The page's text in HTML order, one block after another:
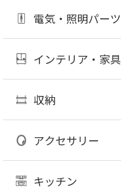
電気・照明パーツ
インテリア・家具
収納
アクセサリー
キッチン